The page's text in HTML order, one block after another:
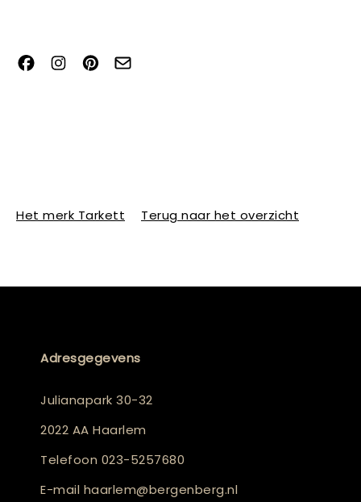
Het merk Tarkett Terug naar het overzicht
Adresgegevens
Julianapark 30-32
2022 AA Haarlem
Telefoon 023-5257680
E-mail haarlem@bergenberg.nl